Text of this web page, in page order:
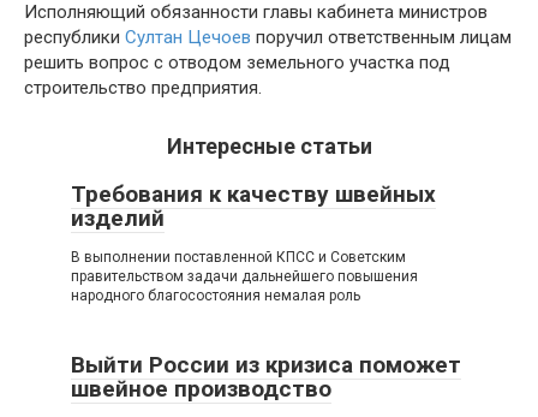
Исполняющий обязанности главы кабинета министров
республики Султан Цечоев поручил ответственным лицам
решить вопрос с отводом земельного участка под
строительство предприятия.
Интересные статьи
Требования к качеству швейных
изделий
В выполнении поставленной КПСС и Советским
правительством задачи дальнейшего повышения
народного благосостояния немалая роль
Выйти России из кризиса поможет
швейное производство